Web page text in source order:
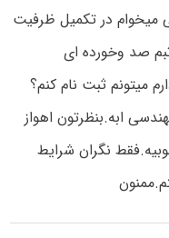
،از طرفی میخوام در تکمیل ظرفیت
صد وخورده ای
میتونم ثبت نام کنم؟
ابه.بنظرتون اهواز
نگران شرایط